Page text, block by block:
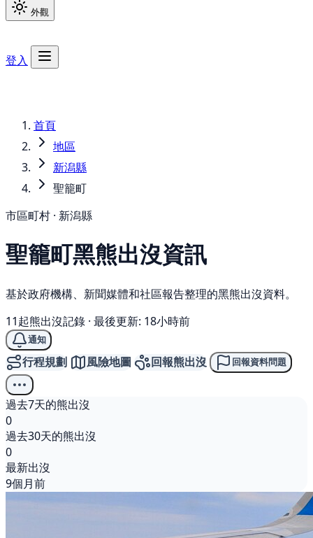
外觀
登入
首頁
地區
新潟縣
聖籠町
市區町村 · 新潟縣
聖籠町黑熊出沒資訊
基於政府機構、新聞媒體和社區報告整理的黑熊出沒資料。
11起熊出沒記錄 · 最後更新: 18小時前
通知
行程規劃 風險地圖 回報熊出沒 回報資料問題
過去7天的熊出沒
0
過去30天的熊出沒
0
最新出沒
9個月前